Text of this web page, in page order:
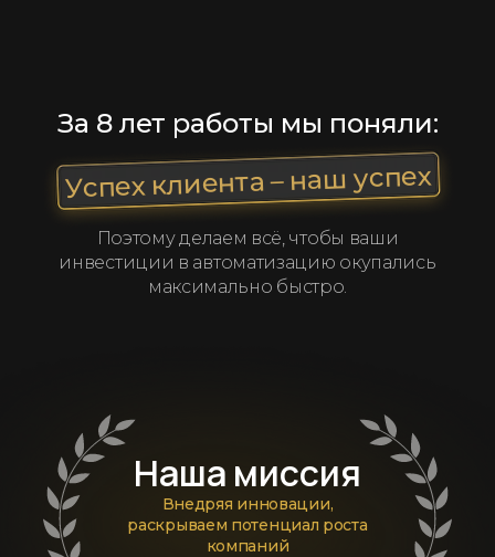
За 8 лет работы мы поняли:
Успех клиента – наш успех
Поэтому делаем всё, чтобы ваши
инвестиции в автоматизацию окупались
максимально быстро.
Наша миссия
Внедряя инновации,
раскрываем потенциал роста
компаний